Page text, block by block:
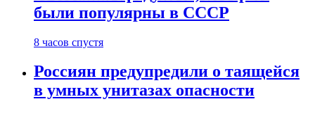
были популярны в СССР
8 часов спустя
Россиян предупредили о таящейся
в умных унитазах опасности